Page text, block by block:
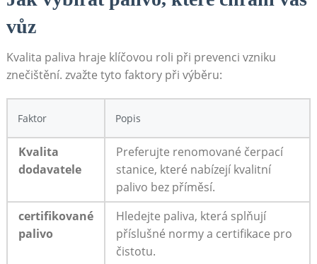
vůz
Kvalita paliva hraje klíčovou roli při prevenci vzniku
znečištění. zvažte tyto faktory při výběru:
Faktor Popis
Kvalita
dodavatele
Preferujte renomované čerpací
stanice, které nabízejí kvalitní
palivo bez příměsí.
certifikované
palivo
Hledejte paliva, která splňují
příslušné normy a certifikace pro
čistotu.